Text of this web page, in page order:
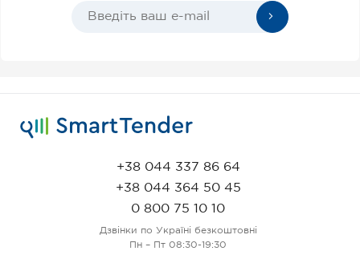
+38 044 337 86 64
+38 044 364 50 45
0 800 75 10 10
Дзвінки по Україні безкоштовні
Пн – Пт 08:30-19:30